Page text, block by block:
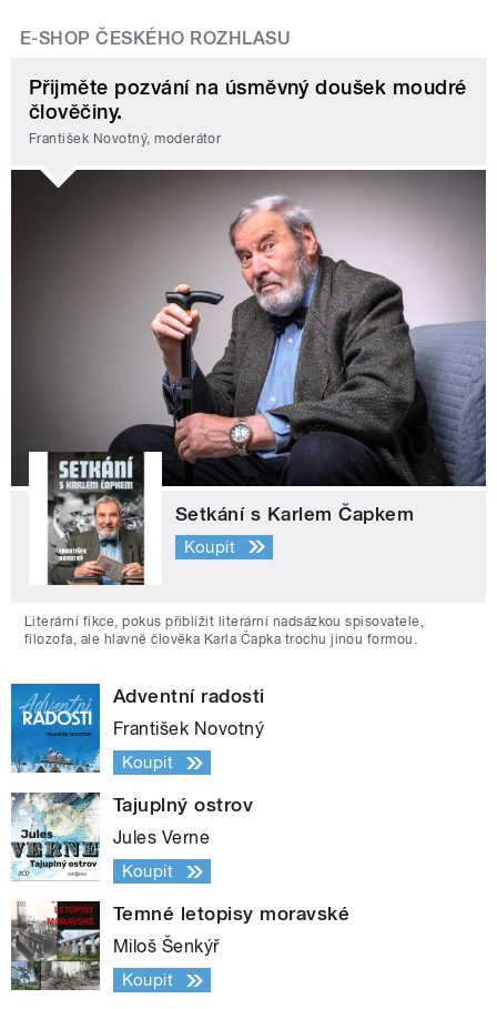
E-SHOP ČESKÉHO ROZHLASU
Přijměte pozvání na úsměvný doušek moudré
člověčiny.
František Novotný, moderátor
Setkání s Karlem Čapkem
Koupit
Literární fikce, pokus přiblížit literární nadsázkou spisovatele,
filozofa, ale hlavně člověka Karla Čapka trochu jinou formou.
Adventní radosti
František Novotný
Koupit
Tajuplný ostrov
Jules Verne
Koupit
Temné letopisy moravské
Miloš Šenkýř
Koupit